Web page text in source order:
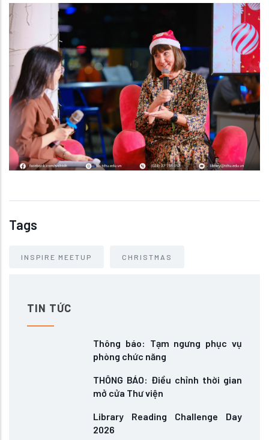
Tags
INSPIRE MEETUP CHRISTMAS
TIN TỨC
Thông báo: Tạm ngưng phục vụ
phòng chức năng
THÔNG BÁO: Điều chỉnh thời gian
mở cửa Thư viện
Library Reading Challenge Day
2026